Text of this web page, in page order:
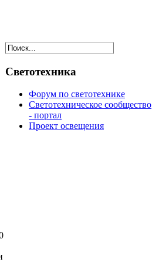
Светотехника
Форум по светотехнике
Светотехническое сообщество
- портал
Проект освещения